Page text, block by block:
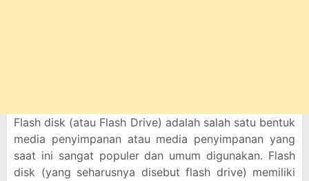
Flash disk (atau Flash Drive) adalah salah satu bentuk
media penyimpanan atau media penyimpanan yang
saat ini sangat populer dan umum digunakan. Flash
disk (yang seharusnya disebut flash drive) memiliki